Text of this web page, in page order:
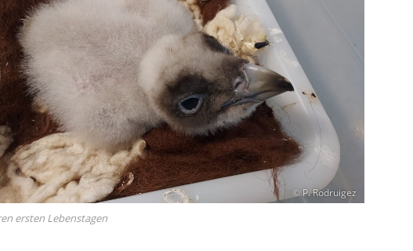
© P. Rodruigez
ersten Lebenstagen